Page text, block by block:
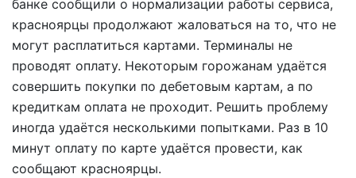
банке сообщили о нормализации работы сервиса,
красноярцы продолжают жаловаться на то, что не
могут расплатиться картами. Терминалы не
проводят оплату. Некоторым горожанам удаётся
совершить покупки по дебетовым картам, а по
кредиткам оплата не проходит. Решить проблему
иногда удаётся несколькими попытками. Раз в 10
минут оплату по карте удаётся провести, как
сообщают красноярцы.